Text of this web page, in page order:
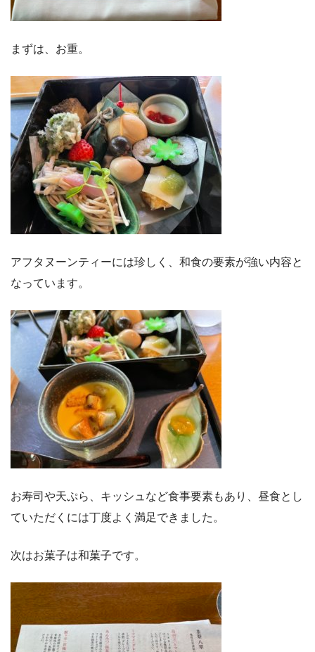
まずは、お重。
アフタヌーンティーには珍しく、和食の要素が強い内容と
なっています。
お寿司や天ぷら、キッシュなど食事要素もあり、昼食とし
ていただくには丁度よく満足できました。
次はお菓子は和菓子です。